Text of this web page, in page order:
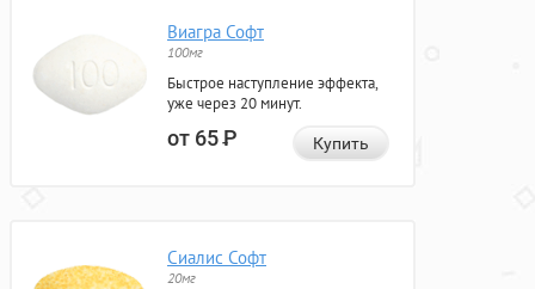
Виагра Софт
100мг
Быстрое наступление эффекта,
уже через 20 минут.
от 65Р Купить
Сиалис Софт
20мг